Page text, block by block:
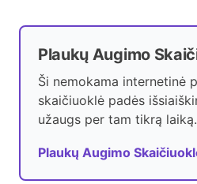
Plaukų Augimo
Ši nemokama internetinė
skaičiuoklė padės
užaugs per tam tikrą laiką.
Plaukų Augimo